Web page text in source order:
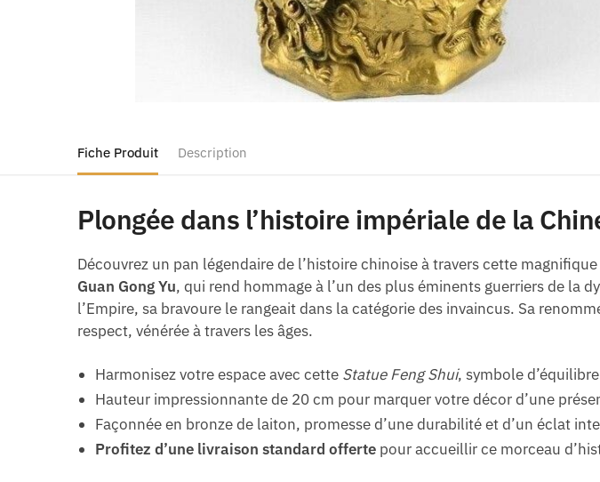
Fiche Produit Description
Plongée dans l’histoire impériale de la
Découvrez un pan légendaire de l’histoire chinoise à travers cette magnifique
Guan Gong Yu, qui rend hommage à l’un des plus éminents guerriers de la
l’Empire, sa bravoure le rangeait dans la catégorie des invaincus. Sa
respect, vénérée à travers les âges.
Harmonisez votre espace avec cette Statue Feng Shui, symbole
Hauteur impressionnante de 20 cm pour marquer votre décor d’une
Façonnée en bronze de laiton, promesse d’une durabilité et d’un éclat
Profitez d’une livraison standard offerte pour accueillir ce morceau